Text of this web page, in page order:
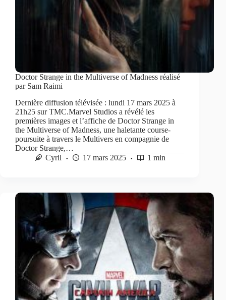
Doctor Strange in the Multiverse of Madness réalisé
par Sam Raimi
Dernière diffusion télévisée : lundi 17 mars 2025 à
21h25 sur TMC.Marvel Studios a révélé les
premières images et l’affiche de Doctor Strange in
the Multiverse of Madness, une haletante course-
poursuite à travers le Multivers en compagnie de
Doctor Strange,…
Cyril
17 mars 2025 1 min